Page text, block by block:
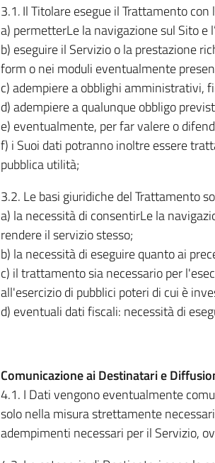
3.1.Il Titolare esegue il Trattamento con
a) permetterLe la navigazione sul Sito e
b) eseguire il Servizio o la prestazione
form o nei moduli eventualmente
c) adempiere a obblighi amministrativi,
d) adempiere a qualunque obbligo
e) eventualmente, per far valere o
f) i Suoi dati potranno inoltre essere
pubblica utilità;
3.2. Le basi giuridiche del Trattamento
a) la necessità di consentirLe la
rendere il servizio stesso;
b) la necessità di eseguire quanto ai
c) il trattamento sia necessario per
all'esercizio di pubblici poteri di cui è
d) eventuali dati fiscali: necessità di
Comunicazione ai Destinatari e
4.1. I Dati vengono eventualmente
solo nella misura strettamente
adempimenti necessari per il Servizio,